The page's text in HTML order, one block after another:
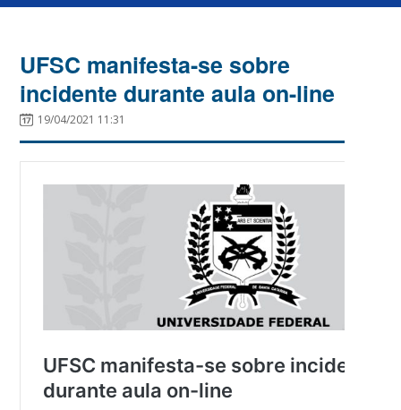
UFSC manifesta-se sobre
incidente durante aula on-line
19/04/2021 11:31